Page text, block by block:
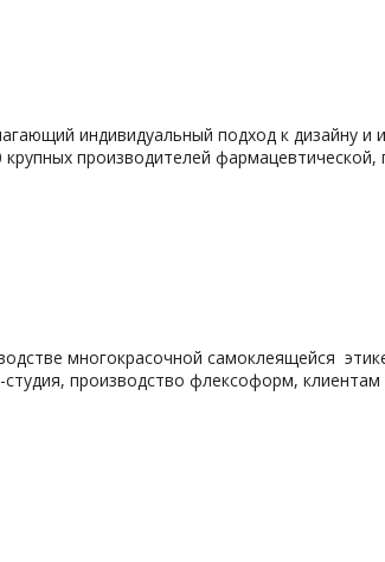
индивидуальный подход к дизайну и
производителей
многокрасочной самоклеящейся
производство флексоформ, клиентам